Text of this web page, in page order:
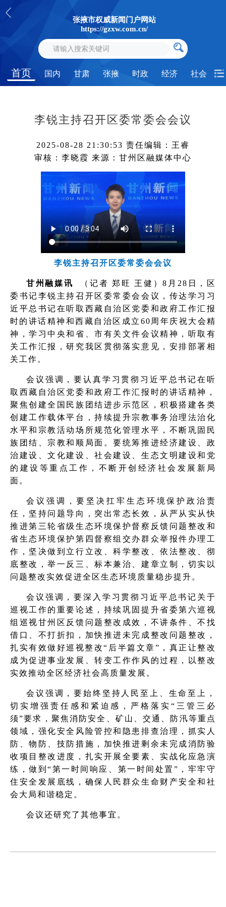
张掖市权威新闻门户网站
https://gzxw.com.cn/
首页 国内 甘肃 张掖 时政 经济 社会
李锐主持召开区委常委会会议
2025-08-28 21:30:53 责任编辑：王睿
审核：李晓霞 来源：甘州区融媒体中心
李锐主持召开区委常委会会议
甘州融媒讯
（记者 郑旺 王健）8月28日，区
委书记李锐主持召开区委常委会会议，传达学习习
近平总书记在听取西藏自治区党委和政府工作汇报
时的讲话精神和西藏自治区成立60周年庆祝大会精
神，学习中央和省、市有关文件会议精神，听取有
关工作汇报，研究我区贯彻落实意见，安排部署相
关工作。
会议强调，要认真学习贯彻习近平总书记在听
取西藏自治区党委和政府工作汇报时的讲话精神，
聚焦创建全国民族团结进步示范区，积极搭建各类
创建工作载体平台，持续提升宗教事务治理法治化
水平和宗教活动场所规范化管理水平，不断巩固民
族团结、宗教和顺局面。要统筹推进经济建设、政
治建设、文化建设、社会建设、生态文明建设和党
的建设等重点工作，不断开创经济社会发展新局
面。
会议强调，要坚决扛牢生态环境保护政治责
任，坚持问题导向，突出常态长效，从严从实从快
推进第三轮省级生态环境保护督察反馈问题整改和
省生态环境保护第四督察组交办群众举报件办理工
作，坚决做到立行立改、科学整改、依法整改、彻
底整改，举一反三、标本兼治、建章立制，切实以
问题整改实效促进全区生态环境质量稳步提升。
会议强调，要深入学习贯彻习近平总书记关于
巡视工作的重要论述，持续巩固提升省委第六巡视
组巡视甘州区反馈问题整改成效，不讲条件、不找
借口、不打折扣，加快推进未完成整改问题整改，
扎实有效做好巡视整改“后半篇文章”，真正让整改
成为促进事业发展、转变工作作风的过程，以整改
实效推动全区经济社会高质量发展。
会议强调，要始终坚持人民至上、生命至上，
切实增强责任感和紧迫感，严格落实“三管三必
须”要求，聚焦消防安全、矿山、交通、防汛等重点
领域，强化安全风险管控和隐患排查治理，抓实人
防、物防、技防措施，加快推进剩余未完成消防验
收项目整改进度，扎实开展全要素、实战化应急演
练，做到“第一时间响应、第一时间处置”，牢牢守
住安全发展底线，确保人民群众生命财产安全和社
会大局和谐稳定。
会议还研究了其他事宜。